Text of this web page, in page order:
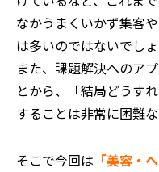
なかうまくいかず集客
は多いのではないでしょ
また、課題解決へのア
とから、「結局どうす
することは非常に困難
そこで今回は 「美容・